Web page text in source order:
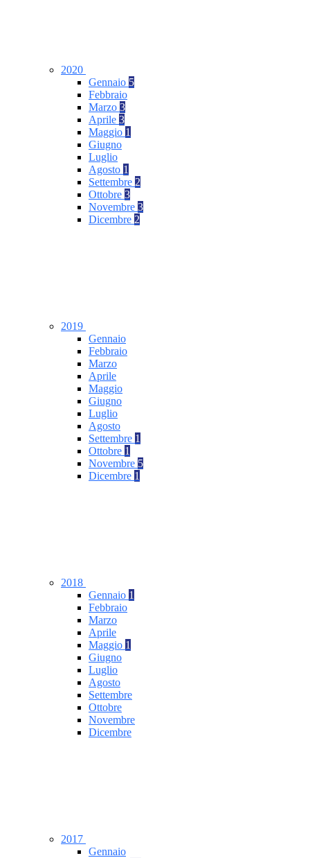
2020
Gennaio 5
Febbraio
Marzo 3
Aprile 3
Maggio 1
Giugno
Luglio
Agosto 1
Settembre 2
Ottobre 3
Novembre 3
Dicembre 2
2019
Gennaio
Febbraio
Marzo
Aprile
Maggio
Giugno
Luglio
Agosto
Settembre 1
Ottobre 1
Novembre 5
Dicembre 1
2018
Gennaio 1
Febbraio
Marzo
Aprile
Maggio 1
Giugno
Luglio
Agosto
Settembre
Ottobre
Novembre
Dicembre
2017
Gennaio